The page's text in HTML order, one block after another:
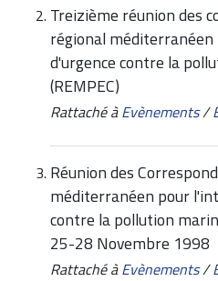
Treizième réunion des
régional
d'urgence contre la
(REMPEC)
Rattaché à Evènements/
Réunion des
méditerranéen pour
contre la pollution
25-28 Novembre 1998
Rattaché à Evènements/